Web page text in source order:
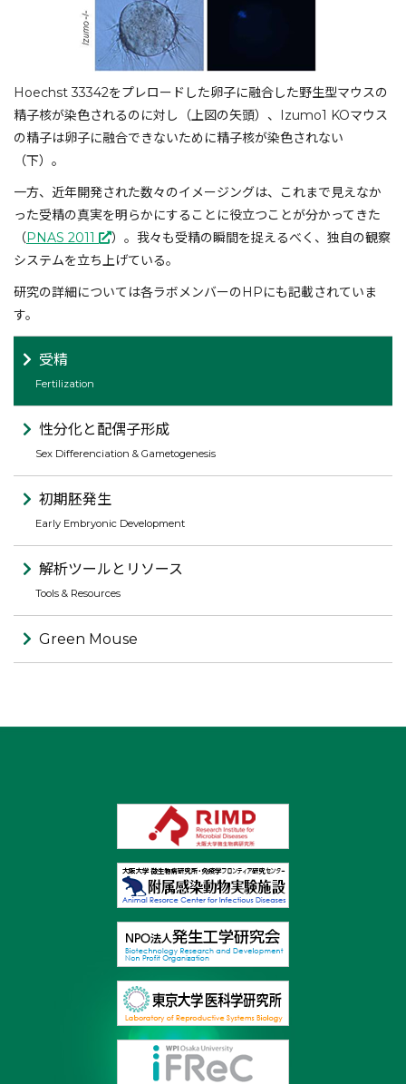
Hoechst 33342をプレロードした卵子に融合した野生型マウスの
精子核が染色されるのに対し（上図の矢頭）、Izumo1 KOマウス
の精子は卵子に融合できないために精子核が染色されない
（下）。
一方、近年開発された数々のイメージングは、これまで見えなか
った受精の真実を明らかにすることに役立つことが分かってきた
（PNAS 2011
）。我々も受精の瞬間を捉えるべく、独自の観察
システムを立ち上げている。
研究の詳細については各ラボメンバーのHPにも記載されていま
す。
受精
Fertilization
性分化と配偶子形成
Sex Differenciation & Gametogenesis
初期胚発生
Early Embryonic Development
解析ツールとリソース
Tools & Resources
Green Mouse